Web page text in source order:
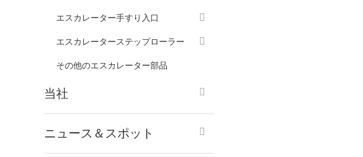
エスカレーター手すり入口
エスカレーターステップローラー
その他のエスカレーター部品
当社
ニュース＆スポット